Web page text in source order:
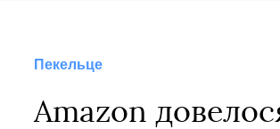
Пекельце
Amazon